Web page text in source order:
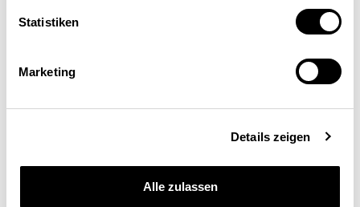
Statistiken
Marketing
Details zeigen
Alle zulassen
Responsable technique, Observatoire du marché